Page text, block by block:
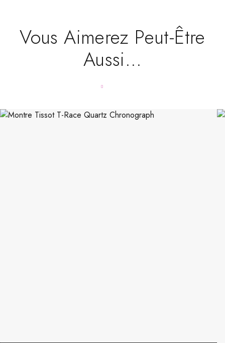
Vous Aimerez Peut-Être
Aussi…